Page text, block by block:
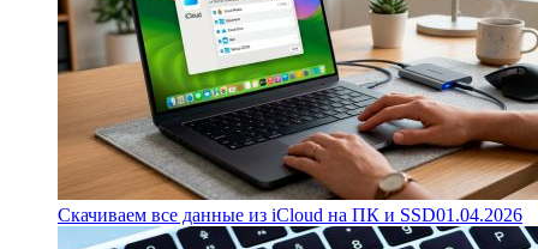
Скачиваем все данные из iCloud на ПК и SSD01.04.2026